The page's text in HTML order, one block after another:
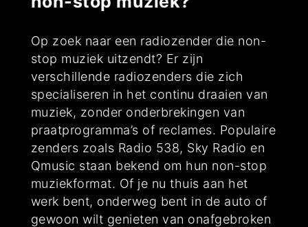
Op zoek naar een radiozender die non-
stop muziek uitzendt? Er zijn
verschillende radiozenders die zich
specialiseren in het continu draaien van
muziek, zonder onderbrekingen van
praatprogramma’s of reclames. Populaire
zenders zoals Radio 538, Sky Radio en
Qmusic staan bekend om hun non-stop
muziekformat. Of je nu thuis aan het
werk bent, onderweg bent in de auto of
gewoon wilt genieten van onafgebroken